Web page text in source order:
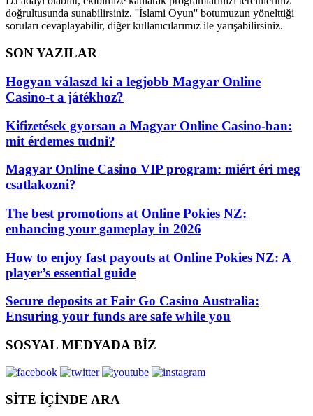
doğrultusunda sunabilirsiniz. ''İslami Oyun'' botumuzun yönelttiği
soruları cevaplayabilir, diğer kullanıcılarımız ile yarışabilirsiniz.
SON YAZILAR
Hogyan válaszd ki a legjobb Magyar Online
Casino-t a játékhoz?
Kifizetések gyorsan a Magyar Online Casino-ban:
mit érdemes tudni?
Magyar Online Casino VIP program: miért éri meg
csatlakozni?
The best promotions at Online Pokies NZ:
enhancing your gameplay in 2026
How to enjoy fast payouts at Online Pokies NZ: A
player’s essential guide
Secure deposits at Fair Go Casino Australia:
Ensuring your funds are safe while you
SOSYAL MEDYADA BİZ
SİTE İÇİNDE ARA